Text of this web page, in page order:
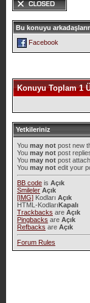
Bu konuyu
Facebook
Konuyu Toplam 1
Yetkileriniz
You may notpost new
You may notpost
You may notpost
You may notedit your
BB codeis Açık
Smileler Açık
[IMG]Kodları Açık
HTML-KodlarıKapalı
Trackbacks are Açık
Pingbacks are Açık
Refbacks are Açık
Forum Rules